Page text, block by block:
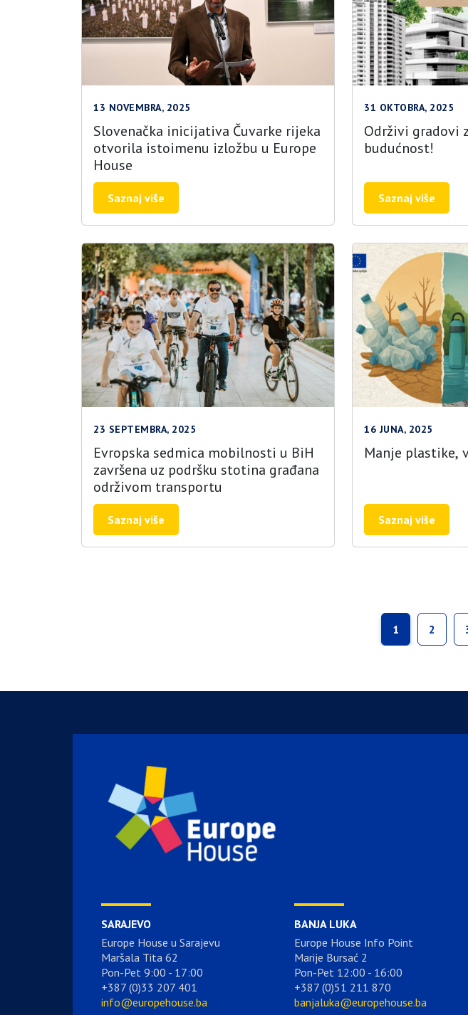
13 NOVEMBRA, 2025
Slovenačka inicijativa Čuvarke rijeka
otvorila istoimenu izložbu u Europe
House
Saznaj više
31 OKTOBRA, 2025
Održivi gradovi
budućnost!
Saznaj više
23 SEPTEMBRA, 2025
Evropska sedmica mobilnosti u BiH
završena uz podršku stotina građana
održivom transportu
Saznaj više
16 JUNA, 2025
Manje plastike,
Saznaj više
1 2
SARAJEVO
Europe House u Sarajevu
Maršala Tita 62
Pon-Pet 9:00 - 17:00
+387 (0)33 207 401
info@europehouse.ba
BANJA LUKA
Europe House Info Point
Marije Bursać 2
Pon-Pet 12:00 - 16:00
+387 (0)51 211 870
banjaluka@europehouse.ba